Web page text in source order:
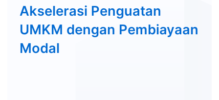
Akselerasi Penguatan
UMKM dengan Pembiayaan
Modal